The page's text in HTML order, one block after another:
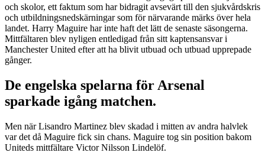
och skolor, ett faktum som har bidragit avsevärt till den sjukvårdskris
och utbildningsnedskärningar som för närvarande märks över hela
landet. Harry Maguire har inte haft det lätt de senaste säsongerna.
Mittfältaren blev nyligen entledigad från sitt kaptensansvar i
Manchester United efter att ha blivit utbuad och utbuad upprepade
gånger.
De engelska spelarna för Arsenal
sparkade igång matchen.
Men när Lisandro Martinez blev skadad i mitten av andra halvlek
var det då Maguire fick sin chans. Maguire tog sin position bakom
Uniteds mittfältare Victor Nilsson Lindelöf.